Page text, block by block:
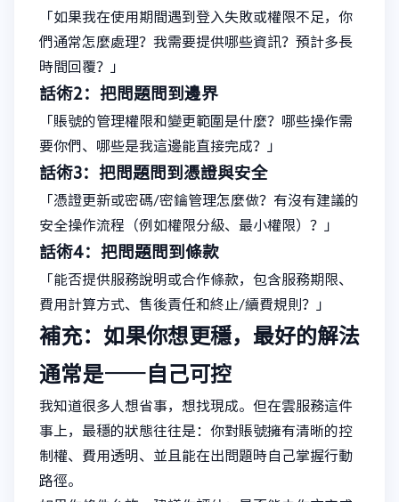
「如果我在使用期間遇到登入失敗或權限不足，你
們通常怎麼處理？我需要提供哪些資訊？預計多長
時間回覆？」
話術2：把問題問到邊界
「賬號的管理權限和變更範圍是什麼？哪些操作需
要你們、哪些是我這邊能直接完成？」
話術3：把問題問到憑證與安全
「憑證更新或密碼/密鑰管理怎麼做？有沒有建議的
安全操作流程（例如權限分級、最小權限）？」
話術4：把問題問到條款
「能否提供服務說明或合作條款，包含服務期限、
費用計算方式、售後責任和終止/續費規則？」
補充：如果你想更穩，最好的解法
通常是——自己可控
我知道很多人想省事，想找現成。但在雲服務這件
事上，最穩的狀態往往是：你對賬號擁有清晰的控
制權、費用透明、並且能在出問題時自己掌握行動
路徑。